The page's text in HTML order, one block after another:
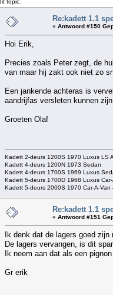
topic.
Re:kadett 1.1
« Antwoord #150
Hoi Erik,
Precies zoals Peter zegt, de
van maar hij zakt ook niet zo
Een jankende achteras is
aandrijfas versleten kunnen zijn.
Groeten Olaf
Kadett 2-deurs 1200S 1970 Luxus LS
Kadett 4-deurs 1200N 1973 Sedan
Kadett 4-deurs 1700S 1969 Luxus
Kadett 5-deurs 1700D 1968 Luxus
Kadett 5-deurs 2000S 1970 Car-A-Van
Re:kadett 1.1
« Antwoord #151
Ik denk dat de lagers goed
De lagers vervangen, is dit
Ik neem aan dat als een
Gr erik